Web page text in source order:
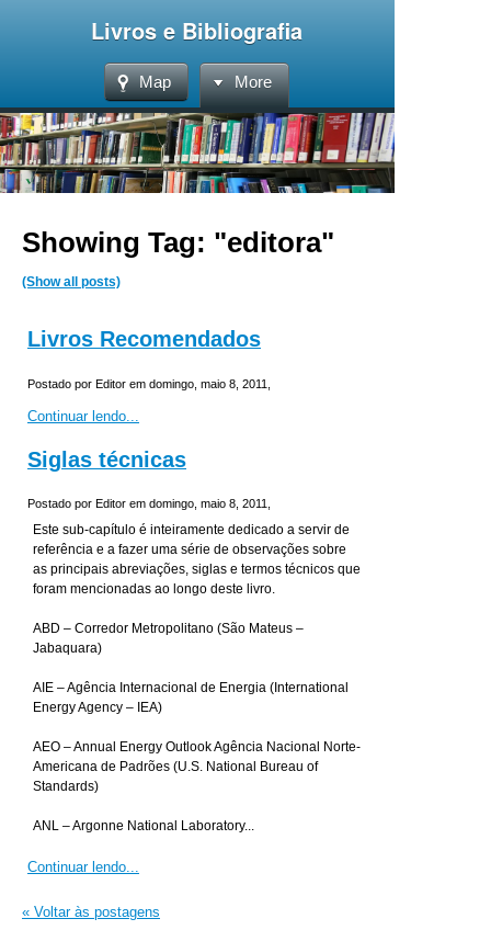
Livros e Bibliografia
Map More
Showing Tag: "editora"
(Show all posts)
Livros Recomendados
Postado por Editor em domingo, maio 8, 2011,
Continuar lendo...
Siglas técnicas
Postado por Editor em domingo, maio 8, 2011,
Este sub-capítulo é inteiramente dedicado a servir de
referência e a fazer uma série de observações sobre
as principais abreviações, siglas e termos técnicos que
foram mencionadas ao longo deste livro.
ABD – Corredor Metropolitano (São Mateus –
Jabaquara)
AIE – Agência Internacional de Energia (International
Energy Agency – IEA)
AEO – Annual Energy Outlook Agência Nacional Norte-
Americana de Padrões (U.S. National Bureau of
Standards)
ANL – Argonne National Laboratory...
Continuar lendo...
« Voltar às postagens